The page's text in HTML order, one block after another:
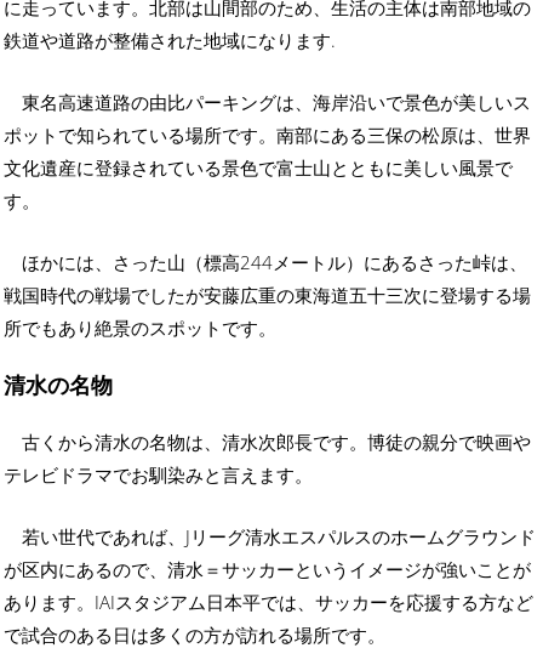
に走っています。北部は山間部のため、生活の主体は南部地域の
鉄道や道路が整備された地域になります.
東名高速道路の由比パーキングは、海岸沿いで景色が美しいス
ポットで知られている場所です。南部にある三保の松原は、世界
文化遺産に登録されている景色で富士山とともに美しい風景で
す。
ほかには、さった山（標高244メートル）にあるさった峠は、
戦国時代の戦場でしたが安藤広重の東海道五十三次に登場する場
所でもあり絶景のスポットです。
清水の名物
古くから清水の名物は、清水次郎長です。博徒の親分で映画や
テレビドラマでお馴染みと言えます。
若い世代であれば、Jリーグ清水エスパルスのホームグラウンド
が区内にあるので、清水＝サッカーというイメージが強いことが
あります。IAIスタジアム日本平では、サッカーを応援する方など
で試合のある日は多くの方が訪れる場所です。